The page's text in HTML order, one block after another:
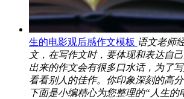
生的电影观后感作文模板 语文老师
文，在写作文时，要体现和表达自
出来的作文会有很多口水话，为了
看看别人的佳作。你印象深刻的高
下面是小编精心为您整理的“人生的